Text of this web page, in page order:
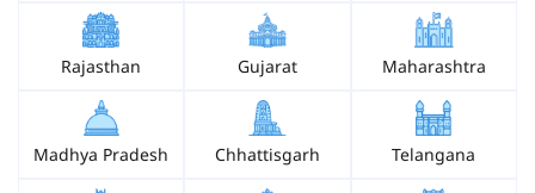
Rajasthan Gujarat Maharashtra
Madhya Pradesh Chhattisgarh Telangana